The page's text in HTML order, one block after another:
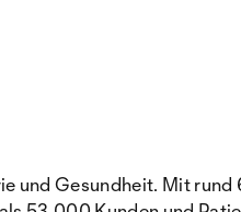
und Gesundheit. Mit